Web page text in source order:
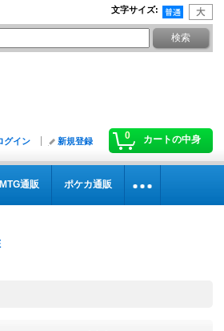
文字サイズ:
0 カートの中身
グイン 新規登録
MTG通販 ポケカ通販